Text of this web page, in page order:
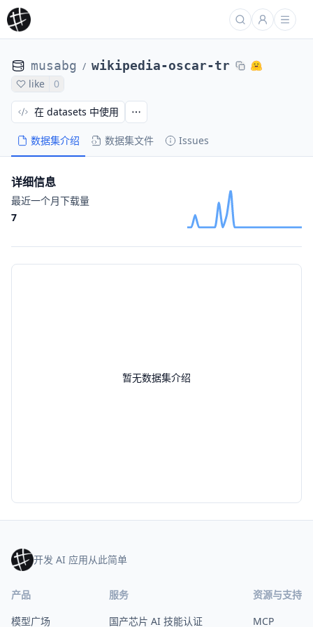
musabg / wikipedia-oscar-tr
like 0
数据集介绍 数据集文件 Issues
在 datasets 中使用
暂无数据集介绍
详细信息
最近一个月下载量
7
开发 AI 应用从此简单
产品
模型广场
服务
国产芯片 AI 技能认证
资源与支持
MCP